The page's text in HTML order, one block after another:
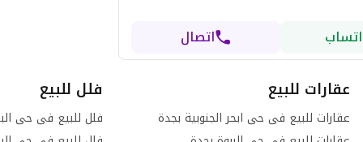
اتصال
عقارات للبيع
عقارات للبيع فى حى ابحر الجنوبية بجدة
فلل للبيع
فلل للبيع فى حى